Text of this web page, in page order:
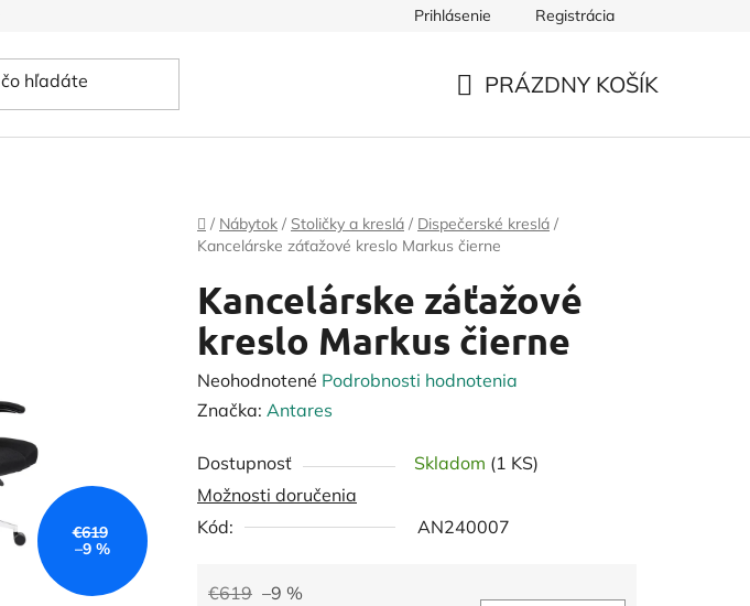
Prihlásenie Registrácia
PRÁZDNY KOŠÍK
Domov
/ Nábytok / Stoličky a kreslá / Dispečerské kreslá /
Kancelárske záťažové kreslo Markus čierne
Kancelárske záťažové
kreslo Markus čierne
Priemerné
hodnotenie
je
0,0
z
hviezdičiek.
Neohodnotené Podrobnosti hodnotenia
Značka: Antares
Dostupnosť Skladom (1 KS)
Možnosti doručenia
Kód:
AN240007
€619 –9 %
€619
–9 %